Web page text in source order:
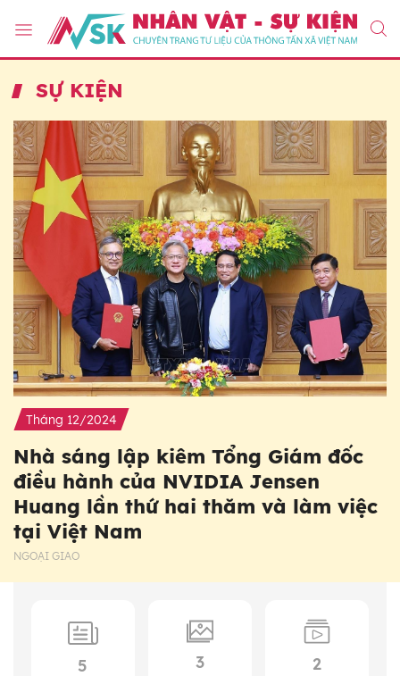
SỰ KIỆN
Tháng 12/2024
Nhà sáng lập kiêm Tổng Giám đốc
điều hành của NVIDIA Jensen
Huang lần thứ hai thăm và làm việc
tại Việt Nam
NGOẠI GIAO
5 3 2